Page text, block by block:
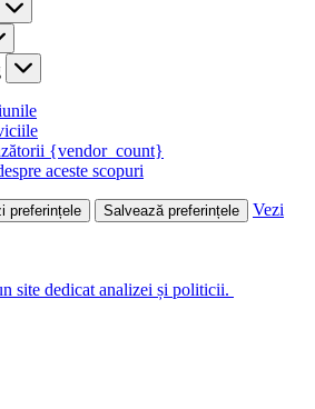
{vendor_count}
aceste scopuri
preferințele Salvează preferințele
Vezi
site dedicat analizei și politicii.